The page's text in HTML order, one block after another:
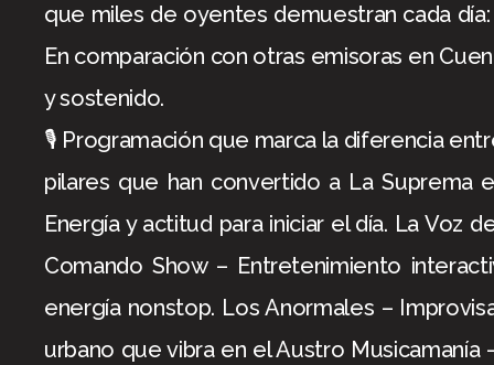
que miles de oyentes demuestran cada
En comparación con otras emisoras en
y sostenido.
🎙 Programación que marca la diferencia
pilares que han convertido a La Suprema
Energía y actitud para iniciar el día. La Voz
Comando Show – Entretenimiento
energía nonstop. Los Anormales –
urbano que vibra en el Austro